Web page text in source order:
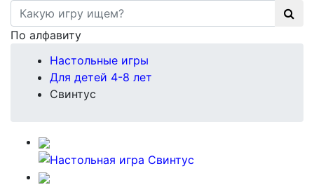
По алфавиту
Настольные игры
Для детей 4-8 лет
Свинтус